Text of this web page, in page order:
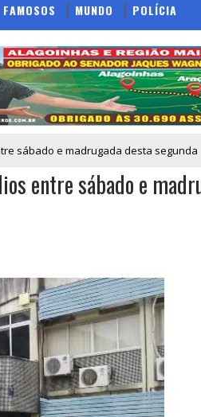
FAMOSOS MUNDO POLÍCIA
sábado e madrugada desta segunda
entre sábado e